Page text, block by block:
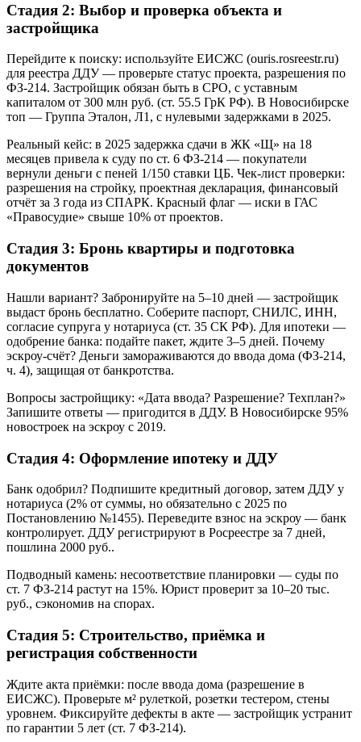
Стадия 2: Выбор и проверка объекта и
застройщика
Перейдите к поиску: используйте ЕИСЖС (ouris.rosreestr.ru)
для реестра ДДУ — проверьте статус проекта, разрешения по
ФЗ-214. Застройщик обязан быть в СРО, с уставным
капиталом от 300 млн руб. (ст. 55.5 ГрК РФ). В Новосибирске
топ — Группа Эталон, Л1, с нулевыми задержками в 2025.
Реальный кейс: в 2025 задержка сдачи в ЖК «Щ» на 18
месяцев привела к суду по ст. 6 ФЗ-214 — покупатели
вернули деньги с пеней 1/150 ставки ЦБ. Чек-лист проверки:
разрешения на стройку, проектная декларация, финансовый
отчёт за 3 года из СПАРК. Красный флаг — иски в ГАС
«Правосудие» свыше 10% от проектов.
Стадия 3: Бронь квартиры и подготовка
документов
Нашли вариант? Забронируйте на 5–10 дней — застройщик
выдаст бронь бесплатно. Соберите паспорт, СНИЛС, ИНН,
согласие супруга у нотариуса (ст. 35 СК РФ). Для ипотеки —
одобрение банка: подайте пакет, ждите 3–5 дней. Почему
эскроу-счёт? Деньги замораживаются до ввода дома (ФЗ-214,
ч. 4), защищая от банкротства.
Вопросы застройщику: «Дата ввода? Разрешение? Техплан?»
Запишите ответы — пригодится в ДДУ. В Новосибирске 95%
новостроек на эскроу с 2019.
Стадия 4: Оформление ипотеку и ДДУ
Банк одобрил? Подпишите кредитный договор, затем ДДУ у
нотариуса (2% от суммы, но обязательно с 2025 по
Постановлению №1455). Переведите взнос на эскроу — банк
контролирует. ДДУ регистрируют в Росреестре за 7 дней,
пошлина 2000 руб..
Подводный камень: несоответствие планировки — суды по
ст. 7 ФЗ-214 растут на 15%. Юрист проверит за 10–20 тыс.
руб., сэкономив на спорах.
Стадия 5: Строительство, приёмка и
регистрация собственности
Ждите акта приёмки: после ввода дома (разрешение в
ЕИСЖС). Проверьте м² рулеткой, розетки тестером, стены
уровнем. Фиксируйте дефекты в акте — застройщик устранит
по гарантии 5 лет (ст. 7 ФЗ-214).